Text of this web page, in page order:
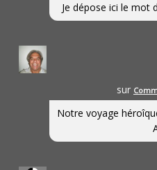
Je dépose ici le mot
sur
Notre voyage